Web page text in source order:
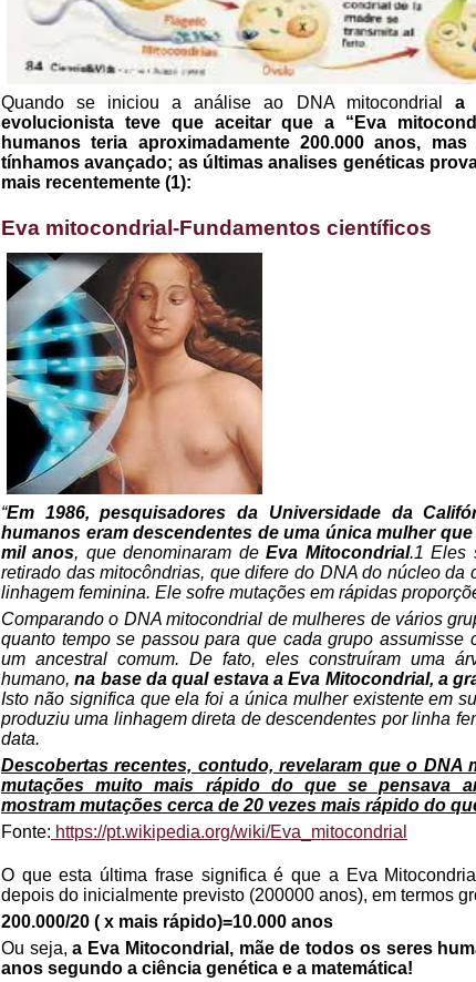
Quando se iniciou a análise ao DNA mitocondrial a
evolucionista teve que aceitar que a “Eva
humanos teria aproximadamente 200.000 anos,
tínhamos avançado; as últimas analises genéticas
mais recentemente (1):
Eva mitocondrial-Fundamentos científicos
“Em 1986, pesquisadores da Universidade da
humanos eram descendentes de uma única mulher
mil anos, que denominaram deEva Mitocondrial.1 Eles
retirado das mitocôndrias, que difere do DNA do núcleo da
linhagem feminina. Ele sofre mutações em rápidas
Comparando o DNA mitocondrial de mulheres de vários
quanto tempo se passou para que cada grupo assumisse
um ancestral comum. De fato, eles construíram uma
humano,na base da qual estava a Eva Mitocondrial, a
Isto não significa que ela foi a única mulher existente em
produziu uma linhagem direta de descendentes por linha
data.
Descobertas recentes, contudo, revelaram que o DNA
mutações muito mais rápido do que se pensava
mostram mutações cerca de 20 vezes mais rápido do
Fonte: https://pt.wikipedia.org/wiki/Eva_mitocondrial
O que esta última frase significa é que a Eva
depois do inicialmente previsto (200000 anos), em termos
200.000/20 ( x mais rápido)=10.000 anos
Ou seja,a Eva Mitocondrial, mãe de todos os seres
anos segundo a ciência genética e a matemática!